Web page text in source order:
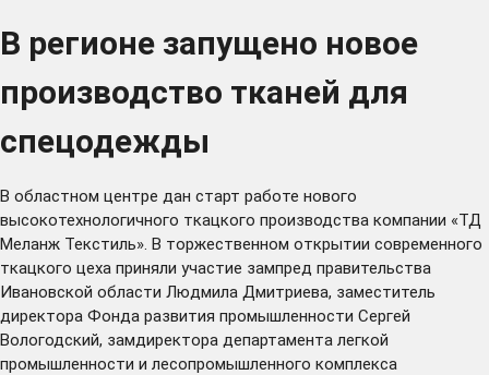
В регионе запущено новое
производство тканей для
спецодежды
В областном центре дан старт работе нового
высокотехнологичного ткацкого производства компании «ТД
Меланж Текстиль». В торжественном открытии современного
ткацкого цеха приняли участие зампред правительства
Ивановской области Людмила Дмитриева, заместитель
директора Фонда развития промышленности Сергей
Вологодский, замдиректора департамента легкой
промышленности и лесопромышленного комплекса